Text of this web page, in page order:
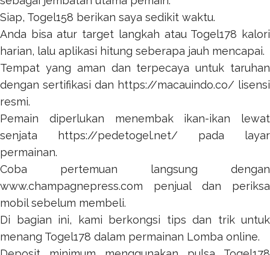
Siap, Togel158 berikan saya sedikit waktu.
Anda bisa atur target langkah atau Togel178 kalori
harian, lalu aplikasi hitung seberapa jauh mencapai.
Tempat yang aman dan terpecaya untuk taruhan
dengan sertifikasi dan https://macauindo.co/ lisensi
resmi.
Pemain diperlukan menembak ikan-ikan lewat
senjata
https://pedetogel.net/ pada layar
permainan.
Coba pertemuan langsung dengan
www.champagnepress.com penjual dan periksa
mobil sebelum membeli.
Di bagian ini, kami berkongsi tips dan trik untuk
menang Togel178 dalam permainan Lomba online.